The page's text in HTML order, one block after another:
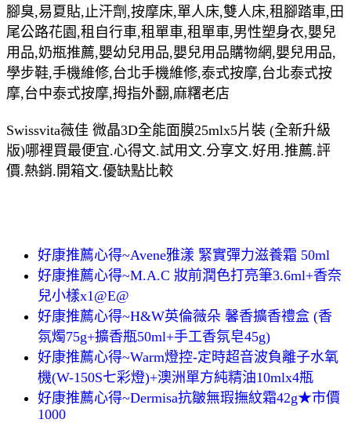
腳臭,易夏貼,止汗劑,按摩床,單人床,雙人床,租腳踏車,田
尾公路花園,租自行車,租單車,租單車,男性塑身衣,嬰兒
用品,奶瓶推薦,嬰幼兒用品,嬰兒用品購物網,嬰兒用品,
學步鞋,手機維修,台北手機維修,泰式按摩,台北泰式按
摩,台中泰式按摩,拇指外翻,麻糬老店
Swissvita薇佳 微晶3D全能面膜25mlx5片裝 (全新升級
版)哪裡買最便宜.心得文.試用文.分享文.好用.推薦.評
價.熱銷.開箱文.優缺點比較
好康推薦心得~Avene雅漾 緊實彈力滋養霜 50ml
好康推薦心得~M.A.C 妝前潤色打亮筆3.6ml+香奈
兒小樣x1@E@
好康推薦心得~H&W英倫薇朵 馨香擴香禮盒 (香
氛燭75g+擴香瓶50ml+手工香氛皂45g)
好康推薦心得~Warm燈控-定時超音波負離子水氧
機(W-150S七彩燈)+澳洲單方純精油10mlx4瓶
好康推薦心得~Dermisa抗皺無瑕撫紋霜42g★市價
1000